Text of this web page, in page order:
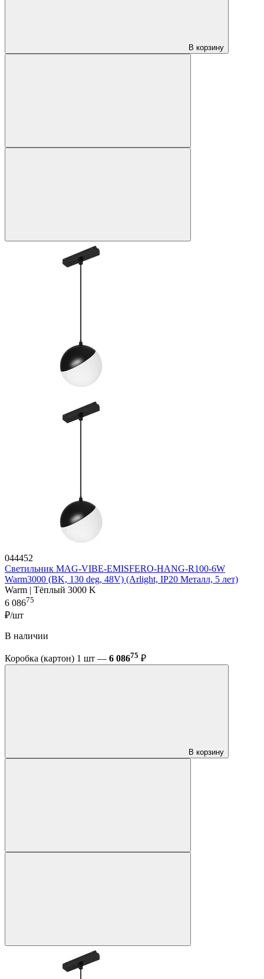
В корзину
044452
Светильник MAG-VIBE-EMISFERO-HANG-R100-6W
Warm3000 (BK, 130 deg, 48V) (Arlight, IP20 Металл, 5 лет)
Warm | Тёплый 3000 K
6 08675
₽/шт
В наличии
Коробка (картон) 1 шт — 6 08675 ₽
В корзину